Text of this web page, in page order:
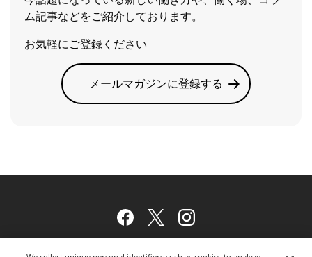
ム記事などをご紹介しております。
お気軽にご登録ください
メールマガジンに登録する
Facebook
TwitterInstagram